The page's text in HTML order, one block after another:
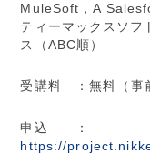
MuleSoft，A
ティーマックスソフ
ス（ABC順）
受講料 ：無料（事
申込 ：
https://